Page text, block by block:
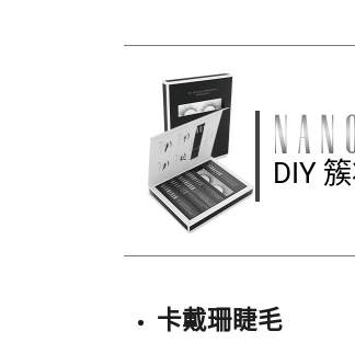
DIY
卡戴珊睫毛